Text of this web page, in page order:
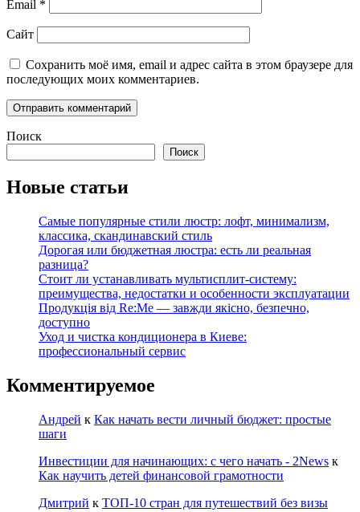
Email *
Сайт
Сохранить моё имя, email и адрес сайта в этом браузере для
последующих моих комментариев.
Поиск
Поиск
Новые статьи
Самые популярные стили люстр: лофт, минимализм,
классика, скандинавский стиль
Дорогая или бюджетная люстра: есть ли реальная
разница?
Стоит ли устанавливать мультисплит-систему:
преимущества, недостатки и особенности эксплуатации
Продукція від Re:Me — завжди якісно, безпечно,
доступно
Уход и чистка кондиционера в Киеве:
профессиональный сервис
Комментируемое
Андрей к Как начать вести личный бюджет: простые
шаги
Инвестиции для начинающих: с чего начать - 2News к
Как научить детей финансовой грамотности
Дмитрий к ТОП-10 стран для путешествий без визы